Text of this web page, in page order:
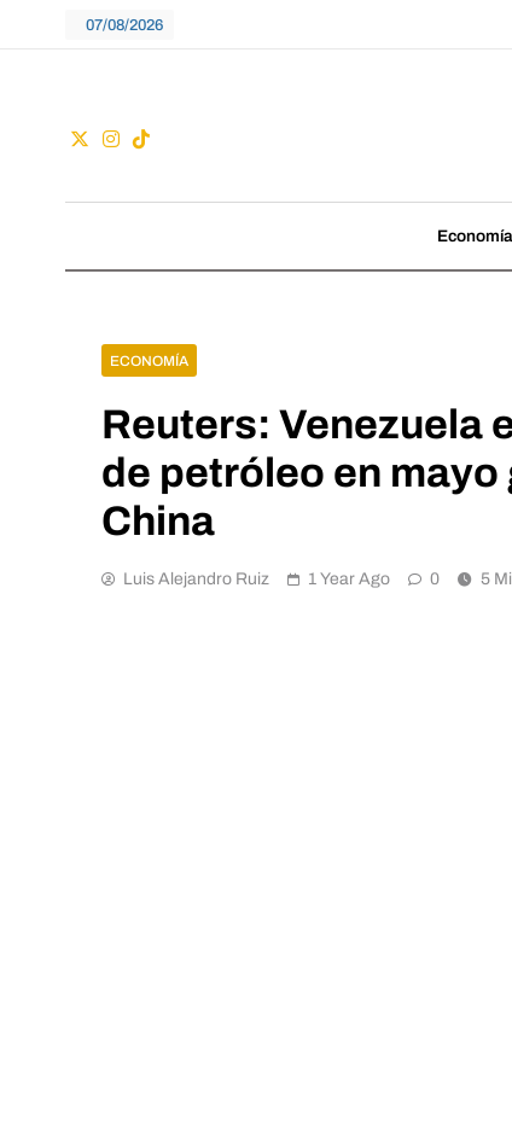
07/08/2026
Economía
ECONOMÍA
Reuters: Venezuela
de petróleo en
China
Luis Alejandro Ruiz 1 Year Ago 0 5